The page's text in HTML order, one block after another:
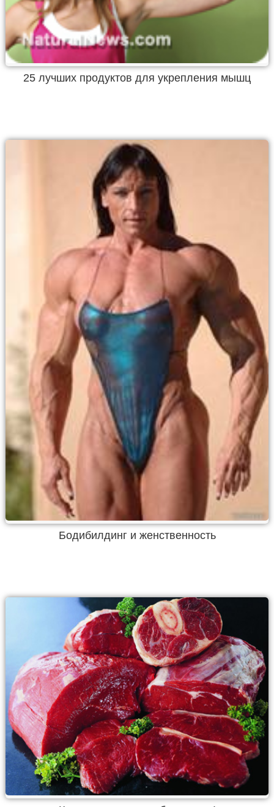
25 лучших продуктов для укрепления мышц
Бодибилдинг и женственность